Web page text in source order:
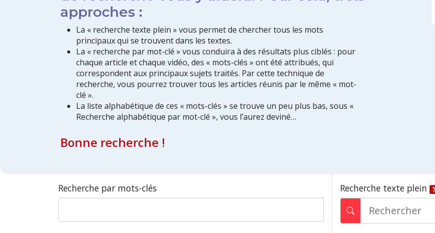
approches :
La « recherche texte plein » vous permet de chercher tous les mots
principaux qui se trouvent dans les textes.
La « recherche par mot-clé » vous conduira à des résultats plus ciblés : pour
chaque article et chaque vidéo, des « mots-clés » ont été attribués, qui
correspondent aux principaux sujets traités. Par cette technique de
recherche, vous pourrez trouver tous les articles réunis par le même « mot-
clé ».
La liste alphabétique de ces « mots-clés » se trouve un peu plus bas, sous «
Recherche alphabétique par mot-clé », vous l’aurez deviné…
Bonne recherche !
Recherche par mots-clés Recherche texte plein